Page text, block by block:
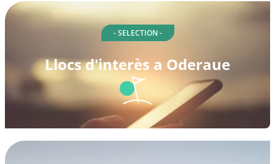
- SELECTION -
Llocs d'interès a Oderaue